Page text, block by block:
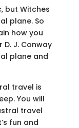
but Witches
plane. So
how you
J. Conway
plane and
travel is
You will
travel
fun and